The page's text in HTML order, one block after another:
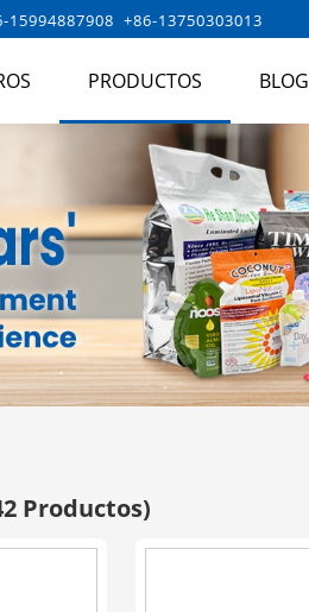
+86-13750303013
PRODUCTOS BLOG
Productos)